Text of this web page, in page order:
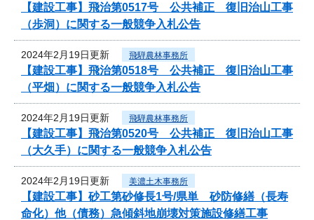
【建設工事】飛治第0517号 公共補正 復旧治山工事
（歩洞）に関する一般競争入札公告
2024年2月19日更新 飛騨農林事務所
【建設工事】飛治第0518号 公共補正 復旧治山工事
（平畑）に関する一般競争入札公告
2024年2月19日更新 飛騨農林事務所
【建設工事】飛治第0520号 公共補正 復旧治山工事
（大久手）に関する一般競争入札公告
2024年2月19日更新 美濃土木事務所
【建設工事】砂工第砂修長1号/県単 砂防修繕（長寿
命化）他（債務）急傾斜地崩壊対策施設修繕工事